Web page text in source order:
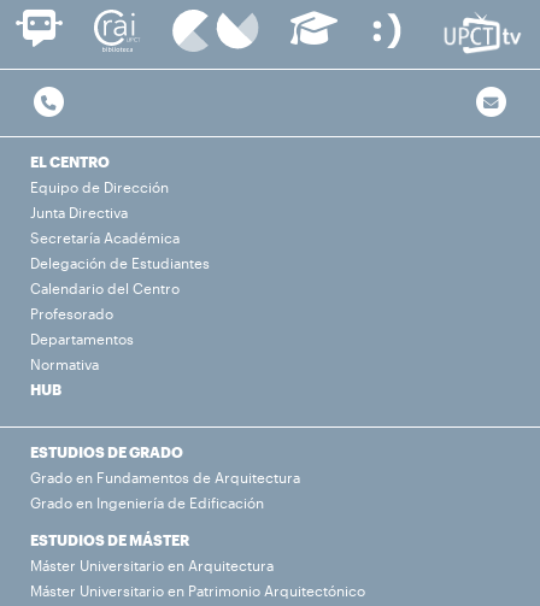
EL CENTRO
Equipo de Dirección
Junta Directiva
Secretaría Académica
Delegación de Estudiantes
Calendario del Centro
Profesorado
Departamentos
Normativa
HUB
ESTUDIOS DE GRADO
Grado en Fundamentos de Arquitectura
Grado en Ingeniería de Edificación
ESTUDIOS DE MÁSTER
Máster Universitario en Arquitectura
Máster Universitario en Patrimonio Arquitectónico